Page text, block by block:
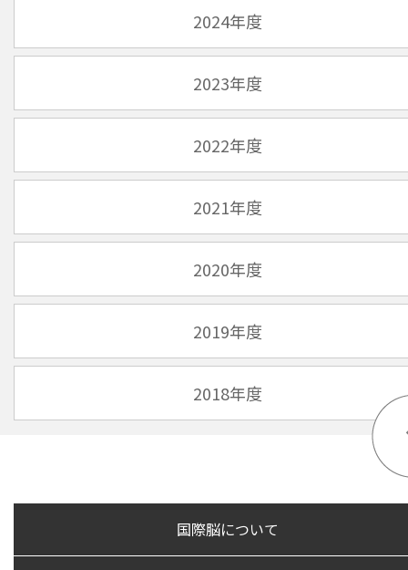
2024年度
2023年度
2022年度
2021年度
2020年度
2019年度
2018年度
国際脳について